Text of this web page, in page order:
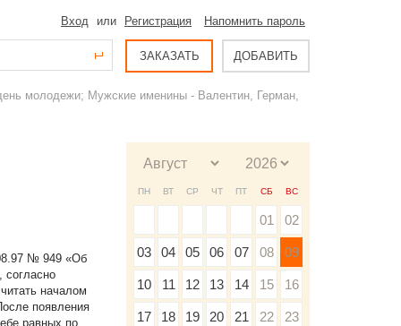
Вход или Регистрация Напомнить пароль
ЗАКАЗАТЬ ДОБАВИТЬ
молодежи; Мужские именины - Валентин, Герман,
№ 949 «Об
согласно
началом
появления
равных по
ПН ВТ СР ЧТ ПТ СБ ВС
01 02
03 04 05 06 07 08 09
10 11 12 13 14 15 16
17 18 19 20 21 22 23